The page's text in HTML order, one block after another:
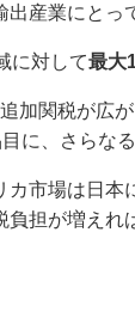
産業にとっ
に対して最大
加関税が広
に、さらな
カ市場は日
担が増えれ